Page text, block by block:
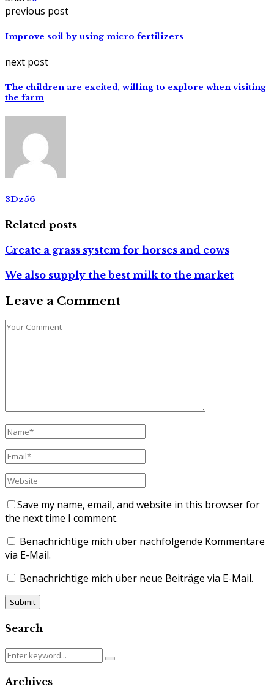
previous post
Improve soil by using micro fertilizers
next post
The children are excited, willing to explore when visiting
the farm
3Dz56
Related posts
Create a grass system for horses and cows
We also supply the best milk to the market
Leave a Comment
Save my name, email, and website in this browser for
the next time I comment.
Benachrichtige mich über nachfolgende Kommentare
via E-Mail.
Benachrichtige mich über neue Beiträge via E-Mail.
Search
Search
for:
Search
Archives